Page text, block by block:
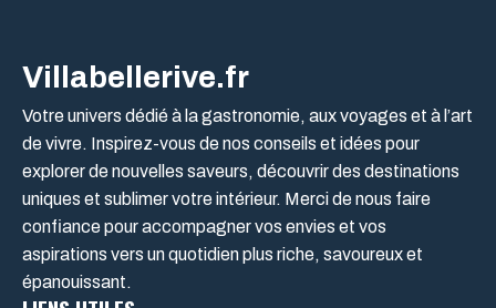
Villabellerive.fr
Votre univers dédié à la gastronomie, aux voyages et à l’art
de vivre. Inspirez-vous de nos conseils et idées pour
explorer de nouvelles saveurs, découvrir des destinations
uniques et sublimer votre intérieur. Merci de nous faire
confiance pour accompagner vos envies et vos
aspirations vers un quotidien plus riche, savoureux et
épanouissant.